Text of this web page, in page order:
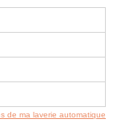
de ma laverie automatique